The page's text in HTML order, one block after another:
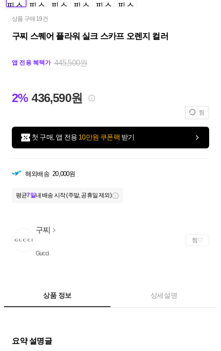
상품 구매 19건
구찌 스퀘어 플라워 실크 스카프 오렌지 컬러
앱 전용 혜택가 445,500원
2% 436,590원
찜
첫 구매, 앱 전용 10만원 쿠폰팩 받기
해외배송 20,000원
평균7일내 배송 시작 (주말, 공휴일 제외)
구찌
Gucci
찜
상품 정보 상세설명
요약 설명글